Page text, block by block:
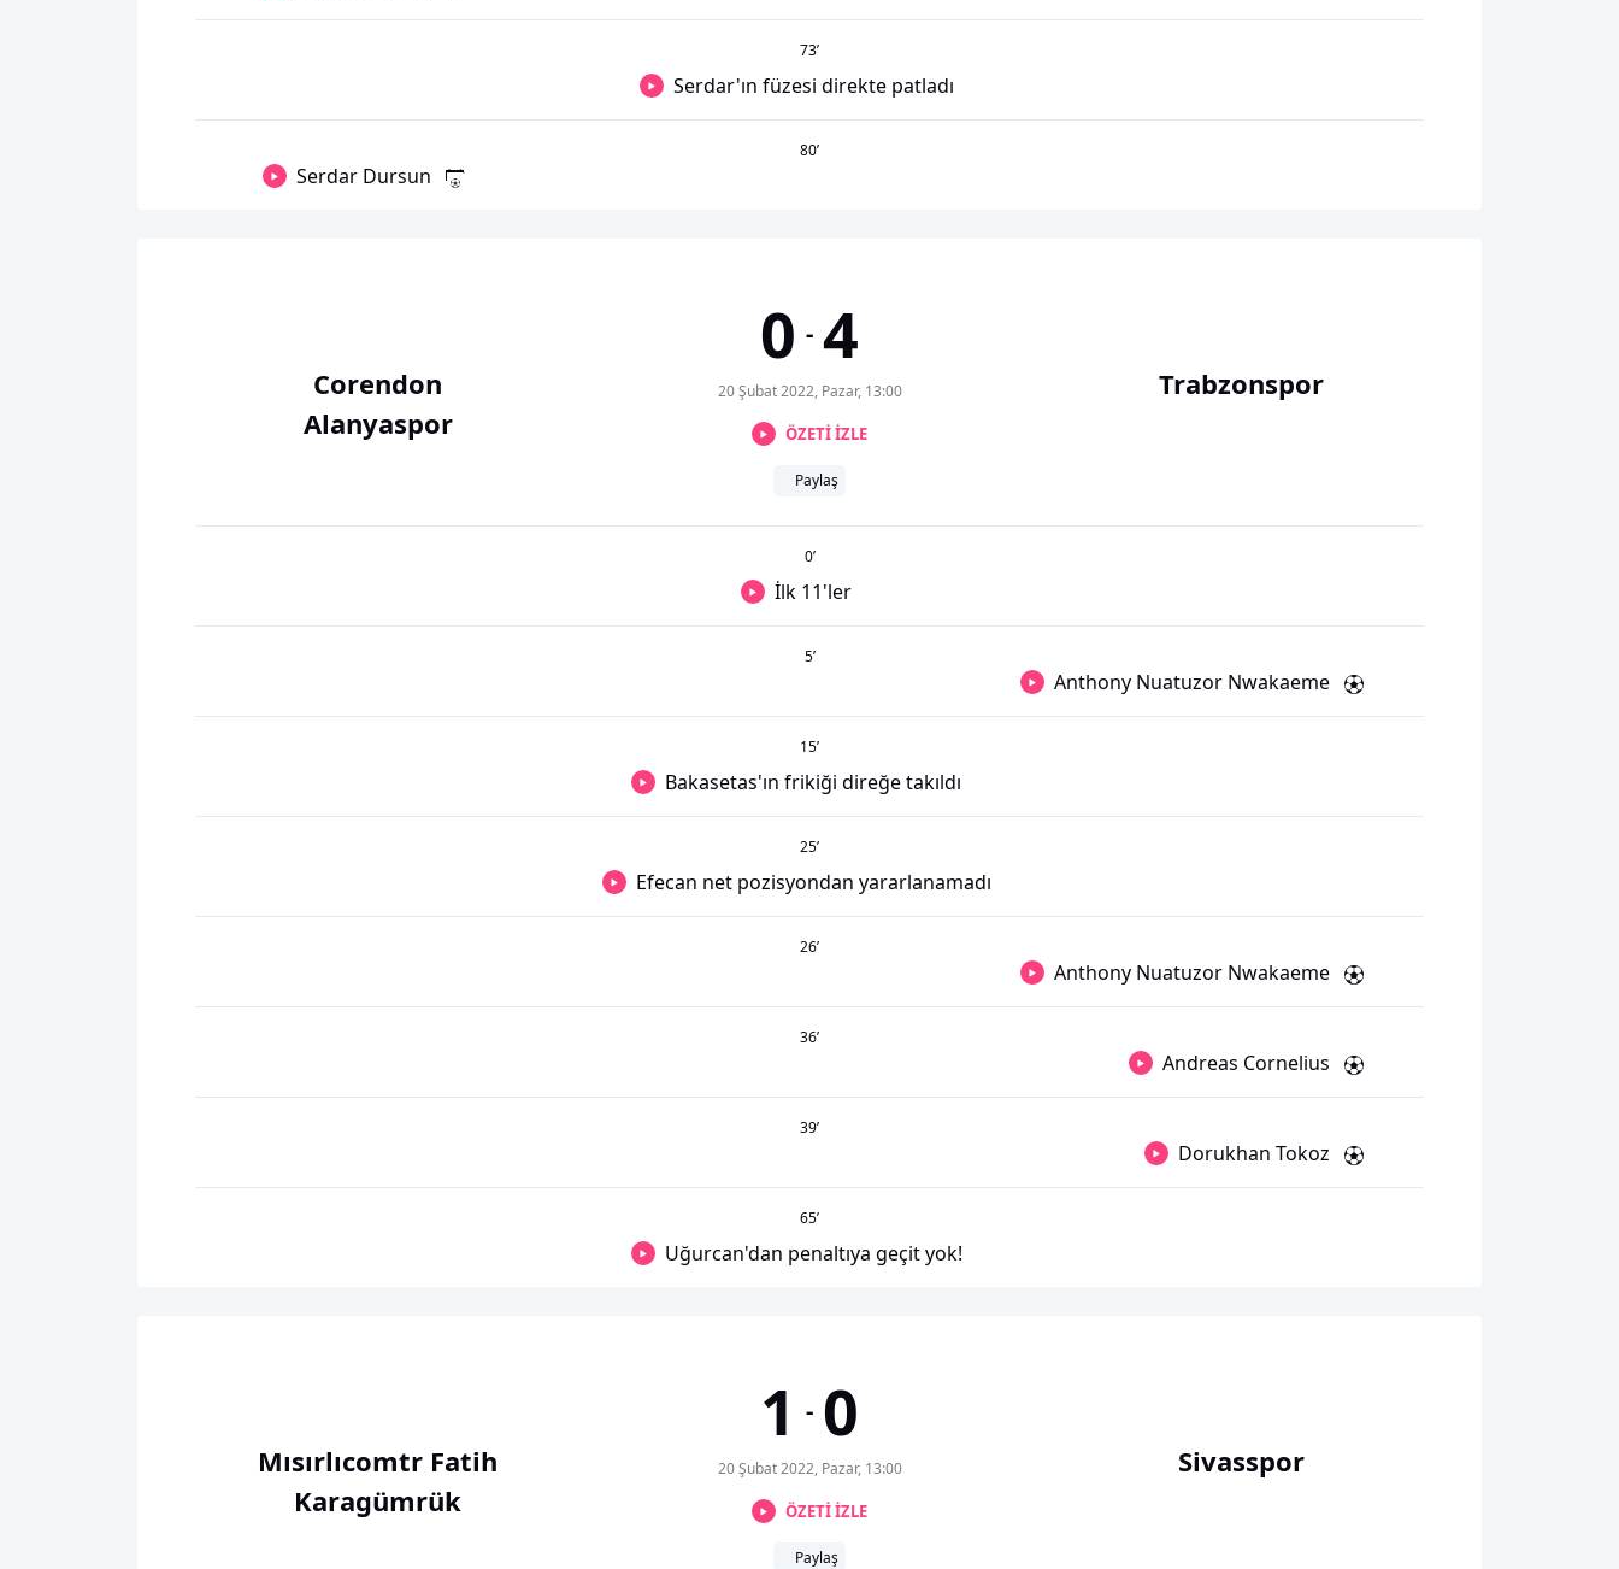
73’
Serdar'ın füzesi direkte patladı
80’
Serdar Dursun
Corendon
Alanyaspor
0 - 4
20 Şubat 2022, Pazar, 13:00
ÖZETİ İZLE
Paylaş
Trabzonspor
0’
İlk 11'ler
5’
Anthony Nuatuzor Nwakaeme
15’
Bakasetas'ın frikiği direğe takıldı
25’
Efecan net pozisyondan yararlanamadı
26’
Anthony Nuatuzor Nwakaeme
36’
Andreas Cornelius
39’
Dorukhan Tokoz
65’
Uğurcan'dan penaltıya geçit yok!
Mısırlıcomtr Fatih
Karagümrük
1 - 0
20 Şubat 2022, Pazar, 13:00
ÖZETİ İZLE
Paylaş
Sivasspor